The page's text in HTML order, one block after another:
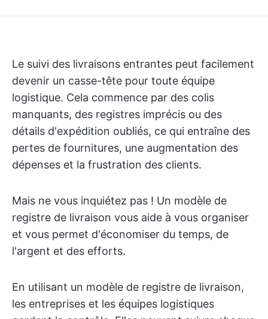
Le suivi des livraisons entrantes peut facilement
devenir un casse-tête pour toute équipe
logistique. Cela commence par des colis
manquants, des registres imprécis ou des
détails d'expédition oubliés, ce qui entraîne des
pertes de fournitures, une augmentation des
dépenses et la frustration des clients.
Mais ne vous inquiétez pas ! Un modèle de
registre de livraison vous aide à vous organiser
et vous permet d'économiser du temps, de
l'argent et des efforts.
En utilisant un modèle de registre de livraison,
les entreprises et les équipes logistiques